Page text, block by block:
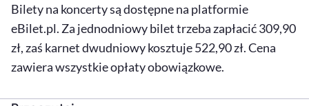
Bilety na koncerty są dostępne na platformie
eBilet.pl. Za jednodniowy bilet trzeba zapłacić 309,90
zł, zaś karnet dwudniowy kosztuje 522,90 zł. Cena
zawiera wszystkie opłaty obowiązkowe.